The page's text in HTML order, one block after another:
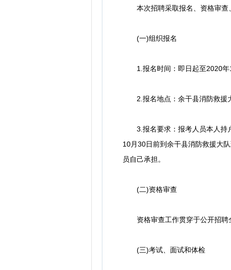
本次招聘采取报名、资格审查
(一)组织报名
1.报名时间：即日起至2020年
2.报名地点：余干县消防救援
3.报名要求：报考人员本人持户
10月30日前到余干县消防救援大
员自己承担。
(二)资格审查
资格审查工作贯穿于公开招聘全
(三)考试、面试和体检